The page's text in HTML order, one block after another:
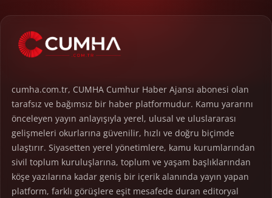
cumha.com.tr, CUMHA Cumhur Haber Ajansı abonesi olan
tarafsız ve bağımsız bir haber platformudur. Kamu yararını
önceleyen yayın anlayışıyla yerel, ulusal ve uluslararası
gelişmeleri okurlarına güvenilir, hızlı ve doğru biçimde
ulaştırır. Siyasetten yerel yönetimlere, kamu kurumlarından
sivil toplum kuruluşlarına, toplum ve yaşam başlıklarından
köşe yazılarına kadar geniş bir içerik alanında yayın yapan
platform, farklı görüşlere eşit mesafede duran editoryal